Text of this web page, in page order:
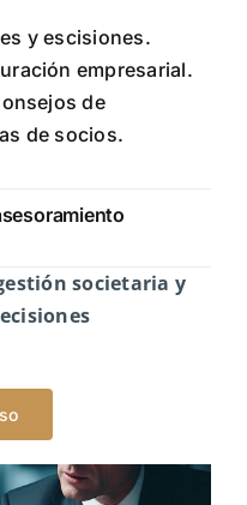
y escisiones.
empresarial.
de
de socios.
societaria y